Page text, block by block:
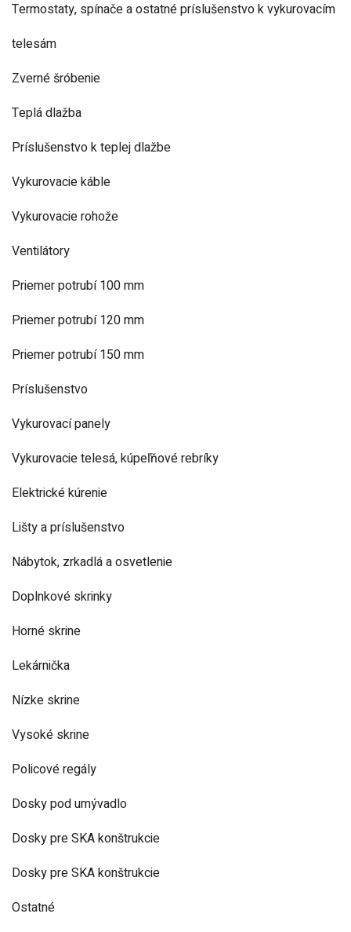
Termostaty, spínače a ostatné príslušenstvo k vykurovacím
telesám
Zverné šróbenie
Teplá dlažba
Príslušenstvo k teplej dlažbe
Vykurovacie káble
Vykurovacie rohože
Ventilátory
Priemer potrubí 100 mm
Priemer potrubí 120 mm
Priemer potrubí 150 mm
Príslušenstvo
Vykurovací panely
Vykurovacie telesá, kúpeľňové rebríky
Elektrické kúrenie
Lišty a príslušenstvo
Nábytok, zrkadlá a osvetlenie
Doplnkové skrinky
Horné skrine
Lekárnička
Nízke skrine
Vysoké skrine
Policové regály
Dosky pod umývadlo
Dosky pre SKA konštrukcie
Dosky pre SKA konštrukcie
Ostatné